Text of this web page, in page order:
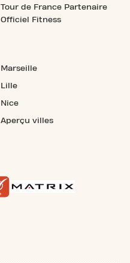
Tour de France Partenaire
Officiel Fitness
Marseille
Lille
Nice
Aperçu villes